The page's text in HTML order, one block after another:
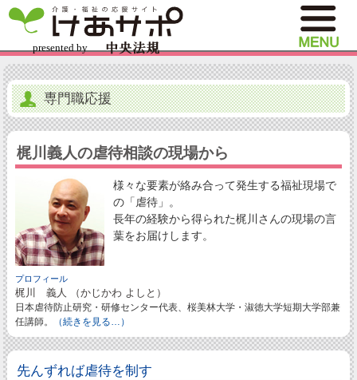
専門職応援
梶川義人の虐待相談の現場から
様々な要素が絡み合って発生する福祉現場で
の「虐待」。
長年の経験から得られた梶川さんの現場の言
葉をお届けします。
プロフィール
梶川 義人 （かじかわ よしと）
日本虐待防止研究・研修センター代表、桜美林大学・淑徳大学短期大学部兼
任講師。
（続きを見る…）
先んずれば虐待を制す